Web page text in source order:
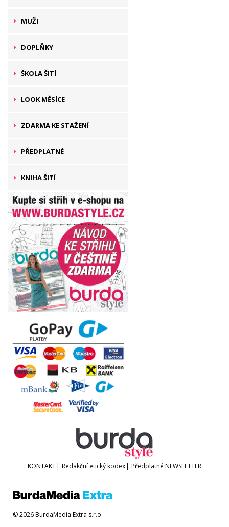
MUŽI
DOPLŇKY
ŠKOLA ŠITÍ
LOOK MĚSÍCE
ZDARMA KE STAŽENÍ
PŘEDPLATNÉ
KNIHA ŠITÍ
KONTAKT| Redakční etický kodex| Předplatné NEWSLETTER
© 2026 BurdaMedia Extra s.r.o.